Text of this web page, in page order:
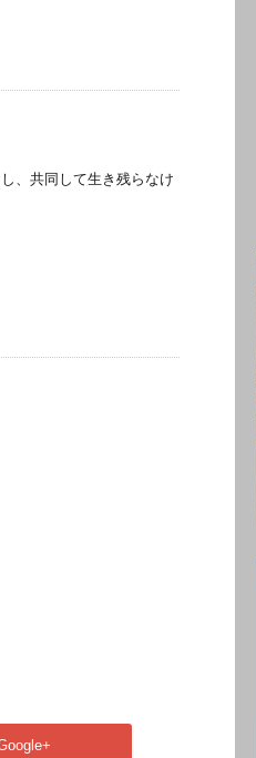
、共同して生き残らなけ